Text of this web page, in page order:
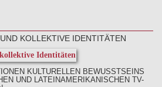
KOLLEKTIVE IDENTITÄTEN
KULTURELLEN BEWUSSTSEINS
UND LATEINAMERIKANISCHEN TV-